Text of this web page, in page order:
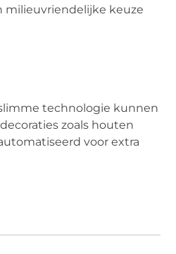
milieuvriendelijke keuze
technologie kunnen
zoals houten
voor extra